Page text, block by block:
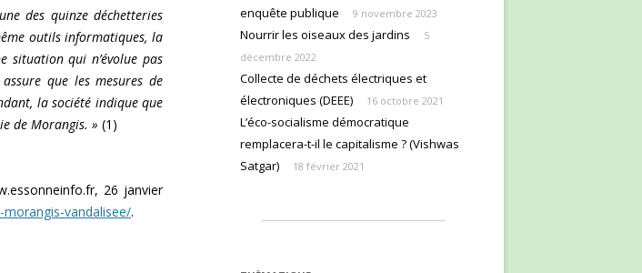
des quinze déchetteries
outils informatiques, la
situation qui n’évolue pas
que les mesures de
la société indique que
de Morangis. » (1)
26 janvier
vandalisee/.
enquête publique
9 novembre 2023
Nourrir les oiseaux des jardins
5
décembre 2022
Collecte de déchets électriques et
électroniques (DEEE)
16 octobre 2021
L’éco-socialisme démocratique
remplacera-t-il le capitalisme ? (Vishwas
Satgar)
18 février 2021